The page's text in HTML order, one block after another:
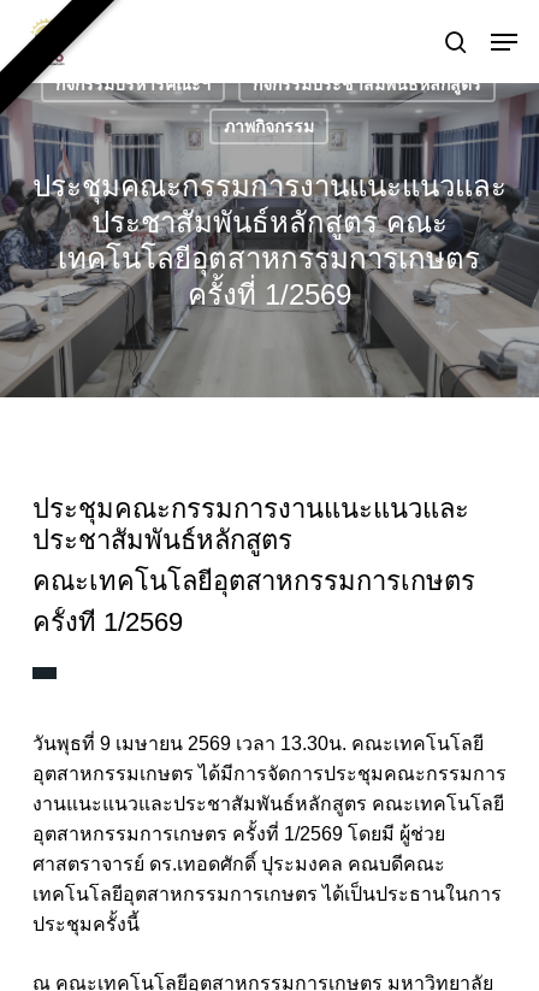
main
content
search
กิจกรรมบริหารคณะฯ กิจกรรมประชาสัมพันธ์หลักสูตร
ภาพกิจกรรม
ประชุมคณะกรรมการงานแนะแนวและ
ประชาสัมพันธ์หลักสูตร คณะ
เทคโนโลยีอุตสาหกรรมการเกษตร
ครั้งที่ 1/2569
ประชุมคณะกรรมการงานแนะแนวและ
ประชาสัมพันธ์หลักสูตร
คณะเทคโนโลยีอุตสาหกรรมการเกษตร
ครั้งที่ 1/2569
วันพุธที่ 9 เมษายน 2569 เวลา 13.30น. คณะเทคโนโลยี
อุตสาหกรรมเกษตร ได้มีการจัดการประชุมคณะกรรมการ
งานแนะแนวและประชาสัมพันธ์หลักสูตร คณะเทคโนโลยี
อุตสาหกรรมการเกษตร ครั้งที่ 1/2569 โดยมี ผู้ช่วย
ศาสตราจารย์ ดร.เทอดศักดิ์ ปุระมงคล คณบดีคณะ
เทคโนโลยีอุตสาหกรรมการเกษตร ได้เป็นประธานในการ
ประชุมครั้งนี้
ณ คณะเทคโนโลยีอุตสาหกรรมการเกษตร มหาวิทยาลัย